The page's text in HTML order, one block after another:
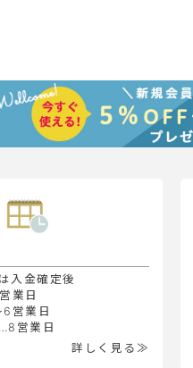
入金確定後
業日
営業日
営業日
詳しく見る≫